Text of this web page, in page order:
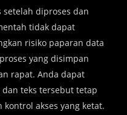
diproses dan
tidak dapat
risiko paparan data
yang disimpan
rapat. Anda dapat
teks tersebut tetap
akses yang ketat.